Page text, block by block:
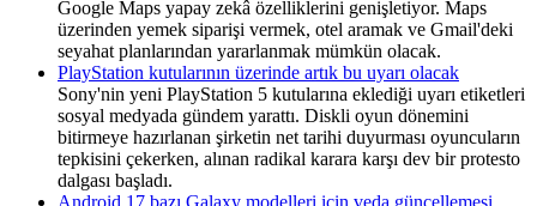
Google Maps yapay zekâ özelliklerini genişletiyor. Maps
üzerinden yemek siparişi vermek, otel aramak ve Gmail'deki
seyahat planlarından yararlanmak mümkün olacak.
PlayStation kutularının üzerinde artık bu uyarı olacak
Sony'nin yeni PlayStation 5 kutularına eklediği uyarı etiketleri
sosyal medyada gündem yarattı. Diskli oyun dönemini
bitirmeye hazırlanan şirketin net tarihi duyurması oyuncuların
tepkisini çekerken, alınan radikal karara karşı dev bir protesto
dalgası başladı.
Android 17 bazı Galaxy modelleri için veda güncellemesi